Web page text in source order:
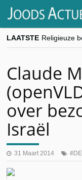
LAATSTE
Claude
over
Israël
31 Maart 2014